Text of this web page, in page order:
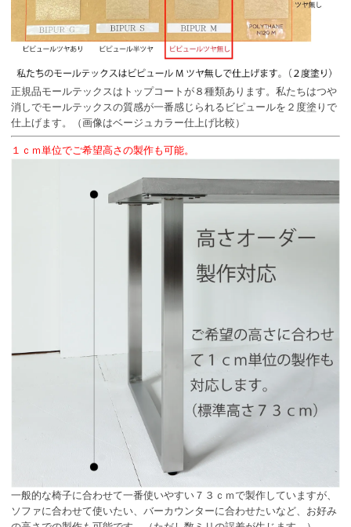
正規品モールテックスはトップコートが８種類あります。私たちはつや
消しでモールテックスの質感が一番感じられるビピュールを２度塗りで
仕上げます。（画像はベージュカラー仕上げ比較）
１ｃｍ単位でご希望高さの製作も可能。
一般的な椅子に合わせて一番使いやすい７３ｃｍで製作していますが、
ソファに合わせて使いたい、バーカウンターに合わせたいなど、お好み